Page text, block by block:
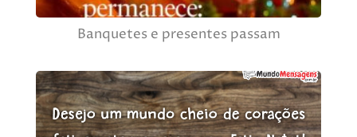
Banquetes e presentes passam